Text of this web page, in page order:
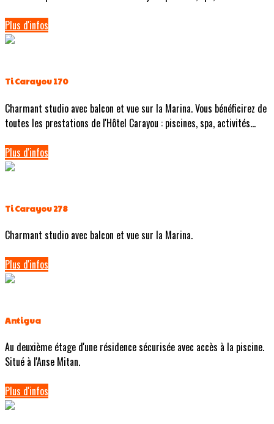
Plus d'infos
Ti Carayou 170
Charmant studio avec balcon et vue sur la Marina. Vous bénéficirez de
toutes les prestations de l'Hôtel Carayou : piscines, spa, activités...
Plus d'infos
Ti Carayou 278
Charmant studio avec balcon et vue sur la Marina.
Plus d'infos
Antigua
Au deuxième étage d'une résidence sécurisée avec accès à la piscine.
Situé à l'Anse Mitan.
Plus d'infos